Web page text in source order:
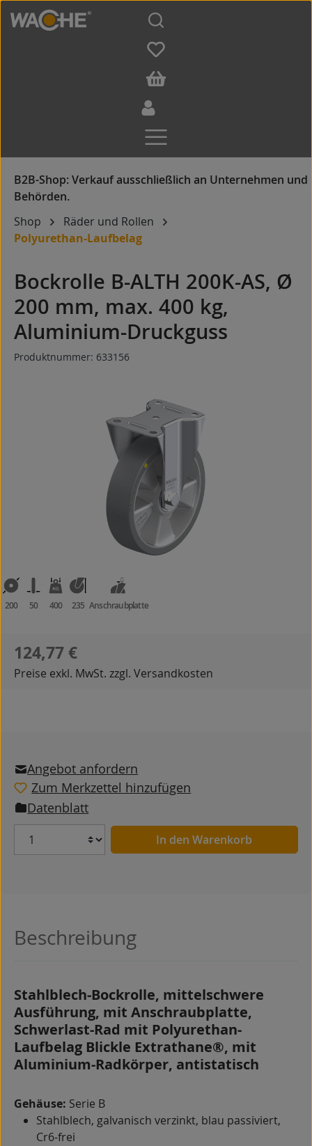
Zum Hauptinhalt springen
Shop
Räder und Rollen
Polyurethan-Laufbelag
Bockrolle B-ALTH 200K-AS, Ø
200 mm, max. 400 kg,
Aluminium-Druckguss
Produktnummer: 633156
200 50 400 235 Anschraubplatte
Regulärer Preis:
124,77 €
Preise exkl. MwSt. zzgl. Versandkosten
Angebot anfordern
Zum Merkzettel hinzufügen
Datenblatt
Anzahl In den Warenkorb
Beschreibung
Stahlblech-Bockrolle, mittelschwere
Ausführung, mit Anschraubplatte,
Schwerlast-Rad mit Polyurethan-
Laufbelag Blickle Extrathane®, mit
Aluminium-Radkörper, antistatisch
Gehäuse: Serie B
Stahlblech, galvanisch verzinkt, blau passiviert,
Cr6-frei